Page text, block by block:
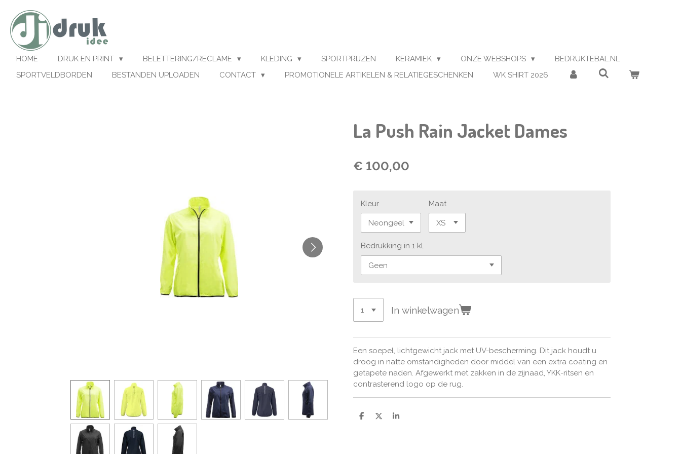
direct
naar
de
hoofdinhoud
HOME DRUK EN PRINT BELETTERING/RECLAME KLEDING SPORTPRIJZEN KERAMIEK ONZE WEBSHOPS
BEDRUKTEBAL.NL
SPORTVELDBORDEN
BESTANDEN UPLOADEN CONTACT PROMOTIONELE ARTIKELEN & RELATIEGESCHENKEN WK SHIRT 2026
La Push Rain Jacket Dames
€ 100,00
Kleur Maat
Bedrukking in 1 kl.
In winkelwagen
Een soepel, lichtgewicht jack met UV-bescherming. Dit jack houdt u
droog in natte omstandigheden door middel van een extra coating en
getapete naden. Afgewerkt met zakken in de zijnaad, YKK-ritsen en
contrasterend logo op de rug.
D
D
S